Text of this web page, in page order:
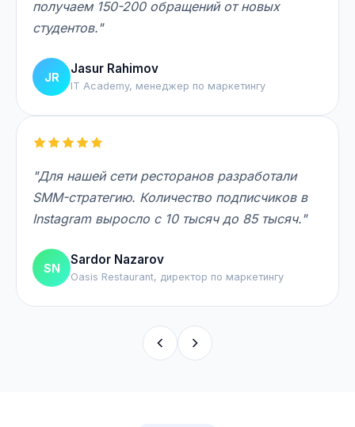
получаем 150-200 обращений от новых
студентов."
JR
Jasur Rahimov
IT Academy, менеджер по маркетингу
"Для нашей сети ресторанов разработали
SMM-стратегию. Количество подписчиков в
Instagram выросло с 10 тысяч до 85 тысяч."
SN
Sardor Nazarov
Oasis Restaurant, директор по маркетингу